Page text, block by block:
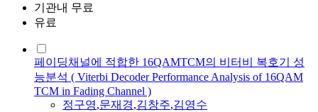
기관내 무료
유료
페이딩채널에 적합한 16QAMTCM의 비터비 복호기 성
능분석 ( Viterbi Decoder Performance Analysis of 16QAM
TCM in Fading Channel )
정구영,문재경,김창주,김영수